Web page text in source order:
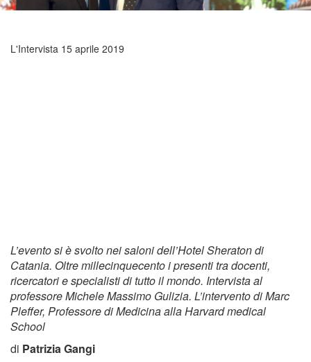
L'Intervista 15 aprile 2019
L’evento si è svolto nei saloni dell’Hotel Sheraton di
Catania. Oltre millecinquecento i presenti tra docenti,
ricercatori e specialisti di tutto il mondo. Intervista al
professore Michele Massimo Gulizia. L’intervento di Marc
Pleffer, Professore di Medicina alla Harvard medical
School
di Patrizia Gangi